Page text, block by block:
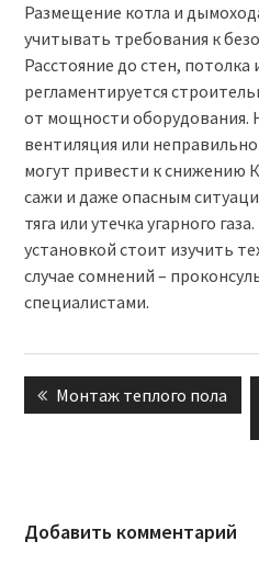
Размещение котла и
учитывать требования к
Расстояние до стен, потолка
регламентируется
от мощности оборудования.
вентиляция или
могут привести к снижению
сажи и даже опасным
тяга или утечка угарного
установкой стоит изучить
случае сомнений –
специалистами.
Навигация
по Previous
Монтаж теплого пола
Добавить комментарий